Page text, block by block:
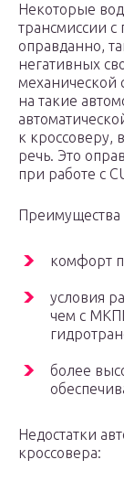
Некоторые
трансмиссии
оправданно,
негативных
механической
на такие
к кроссоверу,
речь. Это
при работе с
Преимущества
комфорт
условия
чем с
более
Недостатки
кроссовера: